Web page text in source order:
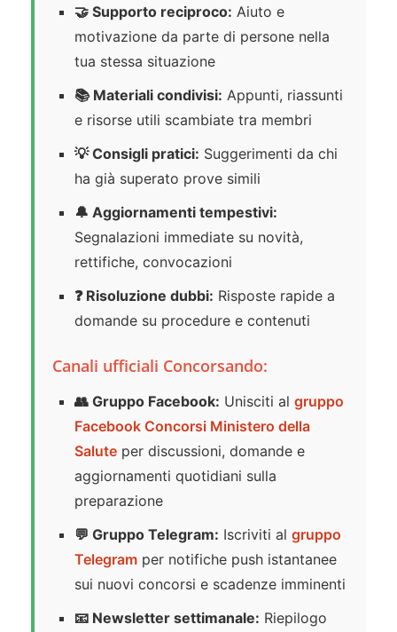
🤝 Supporto reciproco: Aiuto e
motivazione da parte di persone nella
tua stessa situazione
📚 Materiali condivisi: Appunti, riassunti
e risorse utili scambiate tra membri
💡 Consigli pratici: Suggerimenti da chi
ha già superato prove simili
🔔 Aggiornamenti tempestivi:
Segnalazioni immediate su novità,
rettifiche, convocazioni
❓ Risoluzione dubbi: Risposte rapide a
domande su procedure e contenuti
Canali ufficiali Concorsando:
👥 Gruppo Facebook: Unisciti al gruppo
Facebook Concorsi Ministero della
Salute per discussioni, domande e
aggiornamenti quotidiani sulla
preparazione
💬 Gruppo Telegram: Iscriviti al gruppo
Telegram per notifiche push istantanee
sui nuovi concorsi e scadenze imminenti
📧 Newsletter settimanale: Riepilogo